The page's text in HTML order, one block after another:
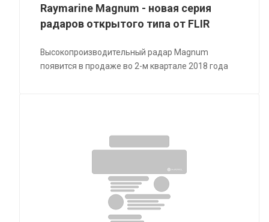
Raymarine Magnum - новая серия
радаров открытого типа от FLIR
Высокопроизводительный радар Magnum
появится в продаже во 2-м квартале 2018 года